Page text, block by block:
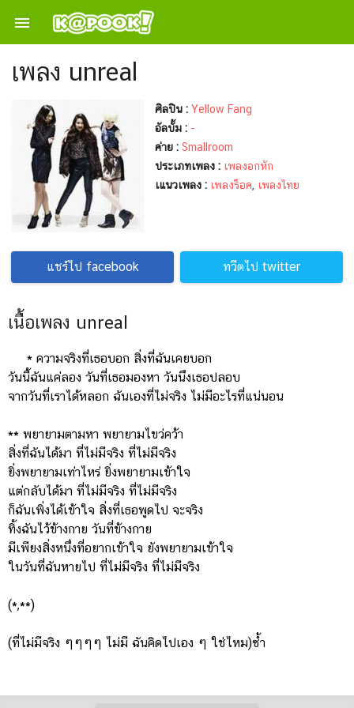

เพลง unreal
ศิลปิน : Yellow Fang
อัลบั้ม : -
ค่าย : Smallroom
ประเภทเพลง : เพลงอกหัก
เแนวเพลง : เพลงร็อค เพลงไทย
แชร์ไป facebook ทวีตไป twitter
เนื้อเพลง unreal
* ความจริงที่เธอบอก สิ่งที่ฉันเคยบอก
วันนี้ฉันแค่ลอง วันที่เธอมองหา วันนึงเธอปลอบ
จากวันที่เราได้หลอก ฉันเองที่ไม่จริง ไม่มีอะไรที่แน่นอน
** พยายามตามหา พยายามไขว่คว้า
สิ่งที่ฉันได้มา ที่ไม่มีจริง ที่ไม่มีจริง
ยิ่งพยายามเท่าไหร่ ยิ่งพยายามเข้าใจ
แต่กลับได้มา ที่ไม่มีจริง ที่ไม่มีจริง
ก็ฉันเพิ่งได้เข้าใจ สิ่งที่เธอพูดไป จะจริง
ทิ้งฉันไว้ข้างกาย วันที่ข้างกาย
มีเพียงสิ่งหนึ่งที่อยากเข้าใจ ยังพยายามเข้าใจ
ในวันที่ฉันหายไป ที่ไม่มีจริง ที่ไม่มีจริง
(*,**)
(ที่ไม่มีจริง ๆๆๆๆ ไม่มี ฉันคิดไปเอง ๆ ใช่ไหม)ซ้ำ